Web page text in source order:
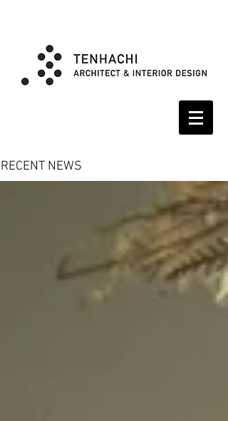
RECENT NEWS